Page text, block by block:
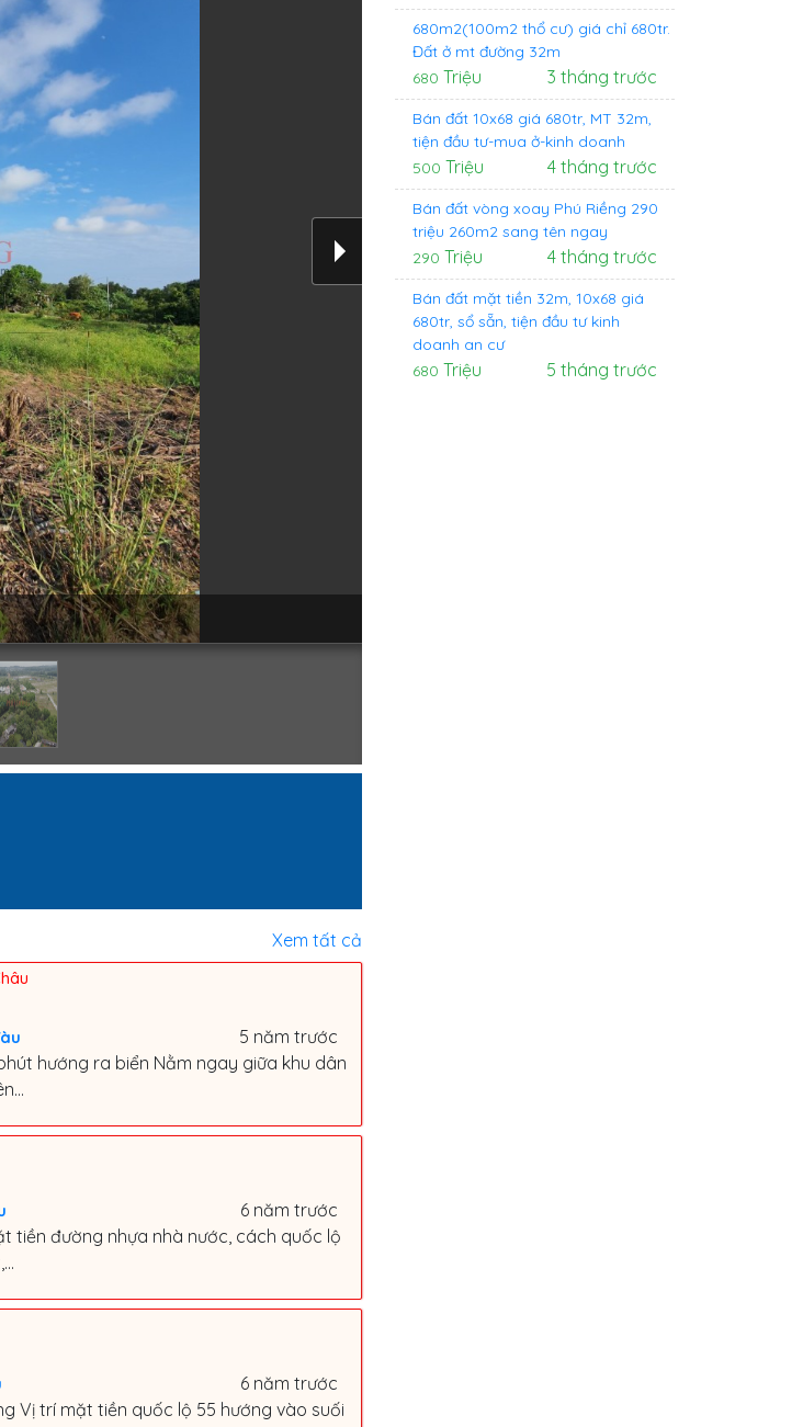
Xem tất cả
5 năm trước
hướng ra biển Nằm ngay giữa khu dân
6 năm trước
tiền đường nhựa nhà nước, cách quốc lộ
6 năm trước
Vị trí mặt tiền quốc lộ 55 hướng vào suối
680m2(100m2 thổ cư) giá chỉ 680tr.
Đất ở mt đường 32m
680 Triệu 3 tháng trước
Bán đất 10x68 giá 680tr, MT 32m,
tiện đầu tư-mua ở-kinh doanh
500 Triệu 4 tháng trước
Bán đất vòng xoay Phú Riềng 290
triệu 260m2 sang tên ngay
290 Triệu 4 tháng trước
Bán đất mặt tiền 32m, 10x68 giá
680tr, sổ sẵn, tiện đầu tư kinh
doanh an cư
680 Triệu 5 tháng trước